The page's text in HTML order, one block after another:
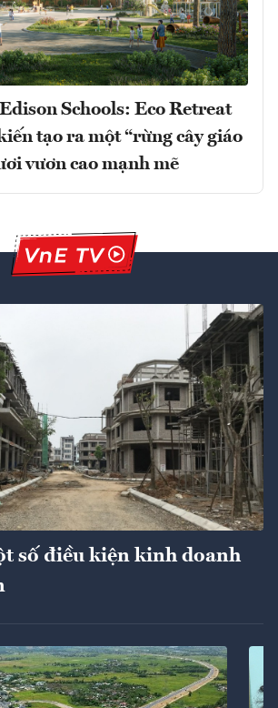
Schools: Eco Retreat
tạo ra một “rừng cây giáo
vươn cao mạnh mẽ
số điều kiện kinh doanh